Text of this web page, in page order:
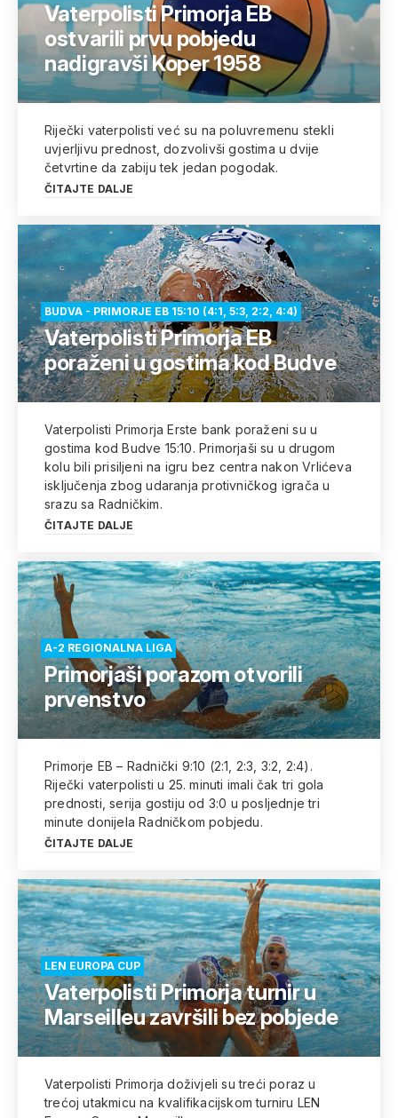
Vaterpolisti Primorja EB
ostvarili prvu pobjedu
nadigravši Koper 1958
Riječki vaterpolisti već su na poluvremenu stekli
uvjerljivu prednost, dozvolivši gostima u dvije
četvrtine da zabiju tek jedan pogodak.
ČITAJTE DALJE
BUDVA - PRIMORJE EB 15:10 (4:1, 5:3, 2:2, 4:4)
Vaterpolisti Primorja EB
poraženi u gostima kod Budve
Vaterpolisti Primorja Erste bank poraženi su u
gostima kod Budve 15:10. Primorjaši su u drugom
kolu bili prisiljeni na igru bez centra nakon Vrlićeva
isključenja zbog udaranja protivničkog igrača u
srazu sa Radničkim.
ČITAJTE DALJE
A-2 REGIONALNA LIGA
Primorjaši porazom otvorili
prvenstvo
Primorje EB – Radnički 9:10 (2:1, 2:3, 3:2, 2:4).
Riječki vaterpolisti u 25. minuti imali čak tri gola
prednosti, serija gostiju od 3:0 u posljednje tri
minute donijela Radničkom pobjedu.
ČITAJTE DALJE
LEN EUROPA CUP
Vaterpolisti Primorja turnir u
Marseilleu završili bez pobjede
Vaterpolisti Primorja doživjeli su treći poraz u
trećoj utakmicu na kvalifikacijskom turniru LEN